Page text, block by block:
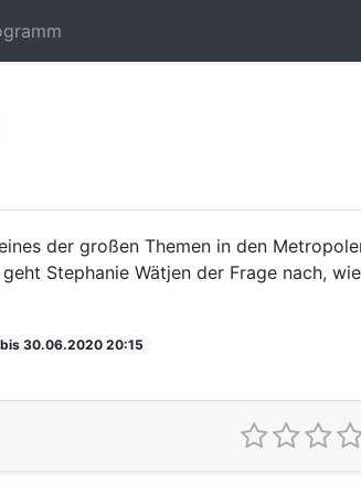
der großen Themen in den
Stephanie Wätjen der Frage nach, wie
30.06.2020 20:15